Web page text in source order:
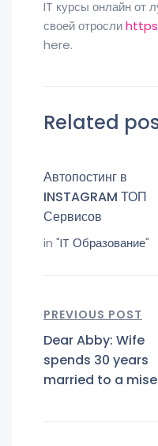
IT курсы онлайн от
своей отросли
here.
Related
Автопостинг в
INSTAGRAM ТОП
Сервисов
in "IT Образование"
PREVIOUS POST
Dear Abby: Wife
spends 30 years
married to a